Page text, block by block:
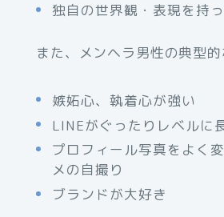
独自の世界観・表現を持
また、メンヘラ男性の典型
嫉妬心、執着心が強い
LINEがぐったりレベルに
プロフィール写真をよく
メの自撮り
ブランドが大好き